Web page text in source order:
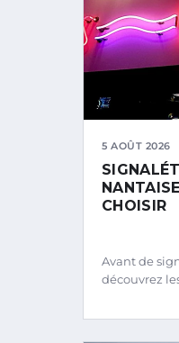
5 AOÛT 2026
CHOISIR
Avant de
découvrez